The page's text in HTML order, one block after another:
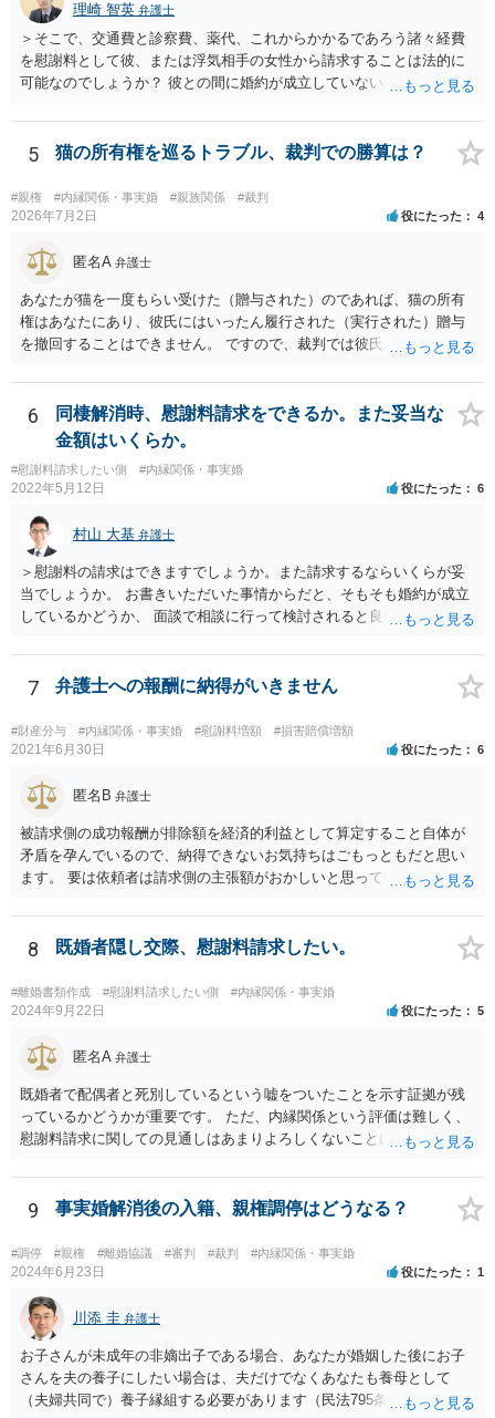
理崎 智英 弁護士
＞そこで、交通費と診察費、薬代、これからかかるであろう諸々経費
を慰謝料として彼、または浮気相手の女性から請求することは法的に
可能なのでしょうか？ 彼との間に婚約が成立していない場合には，彼
5 猫の所有権を巡るトラブル、裁判での勝算は？
#親権 #内縁関係・事実婚 #親族関係 #裁判
2026年7月2日 役にたった 4
匿名A 弁護士
あなたが猫を一度もらい受けた（贈与された）のであれば、猫の所有
権はあなたにあり、彼氏にはいったん履行された（実行された）贈与
を撤回することはできません。 ですので、裁判では彼氏が勝つことは
の事情からははっきりしませんので、早めに弁護士に面談相談する方
がいいでしょう。 場合によっては弁護士名で通知等出してもらうほう
がいいかもしれません。
6
同棲解消時、慰謝料請求をできるか。また妥当な
金額はいくらか。
#慰謝料請求したい側 #内縁関係・事実婚
2022年5月12日 役にたった 6
村山 大基 弁護士
＞慰謝料の請求はできますでしょうか。また請求するならいくらが妥
当でしょうか。 お書きいただいた事情からだと、そもそも婚約が成立
しているかどうか、 面談で相談に行って検討されると良いと思いま
あるからです。 他方で、実際問題として同棲のために金銭的不利益が
生じているので、 厳密に婚約が成立しているかどうかは別として、話
す。 相手としても、裁判までして争って支払いゼロを目指すよりは、
一定額を支払って円満に解決したいと考える可能性はあります。
7 弁護士への報酬に納得がいきません
#財産分与 #内縁関係・事実婚 #慰謝料増額 #損害賠償増額
2021年6月30日 役にたった 6
匿名B 弁護士
被請求側の成功報酬が排除額を経済的利益として算定すること自体が
矛盾を孕んでいるので、納得できないお気持ちはごもっともだと思い
ます。 要は依頼者は請求側の主張額がおかしいと思っているからこそ
しておきながら、成功報酬の請求の段になるとその「おかしい」請求
側の主張額を基準にして排除額を経済的利益として成功報酬を算定す
るのは、二枚舌との誹りを受けても仕方がない面もあるように思いま
す。 ですので、被請求側の弁護士は、タイムチャージを併用したり、
対応継続月毎に報酬を受けたり、出廷日当で調整したり、できるだけ
いますが、そうなってくると弁護士に勝訴インセンティブが働きにく
くなるのがなかなか難しいところです。 二枚舌を避けつつ、勝訴イン
センティブも確保するためには、請求側の主張額を鵜呑みにした排除
額ベースとするのではなく、弁護士として反対の立場であれば、２～
３割くらいの確率で認められそうな金額がいくらくらいかを提示した
ないと目くじらを立てる依頼者もいそうなので、やはり難点がありま
たり、長期化した場合は追加着手金を請求できるようにしたりして最
悪排除額ベースの成功報酬はもらえなくても気にしないというのが良
いように思っています。 いずれにせよ、どういう形をとるにせよ、支
払う報酬額はあまり変わらないと思いますので、そのとおりに支払っ
ても損にはならないはずです。 基本的に弁護士に1時間動いてもらう
場合の相場は税抜2万円くらいですので、あなたの事件に50時間以上費
やしているのであれば排除額ベースの成功報酬が支払われないと弁護
士にとっては割りの悪い事件ということになるかと存じます。
8 既婚者隠し交際、慰謝料請求したい。
#離婚書類作成 #慰謝料請求したい側 #内縁関係・事実婚
2024年9月22日 役にたった 5
匿名A 弁護士
既婚者で配偶者と死別しているという嘘をついたことを示す証拠が残
っているかどうかが重要です。 ただ、内縁関係という評価は難しく、
慰謝料請求に関しての見通しはあまりよろしくないことにご留意なさ
9 事実婚解消後の入籍、親権調停はどうなる？
#調停 #親権 #離婚協議 #審判 #裁判 #内縁関係・事実婚
2024年6月23日 役にたった 1
川添 圭 弁護士
お子さんが未成年の非嫡出子である場合、あなたが婚姻した後にお子
さんを夫の養子にしたい場合は、夫だけでなくあなたも養母として
（夫婦共同で）養子縁組する必要があります（民法795条本文）。これ